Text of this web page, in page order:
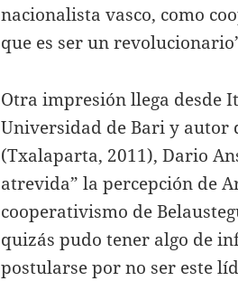
nacionalista vasco, como
que es ser un
Otra impresión llega desde
Universidad de Bari y
(Txalaparta, 2011), Dario
atrevida” la percepción de
cooperativismo de
quizás pudo tener algo de
postularse por no ser este